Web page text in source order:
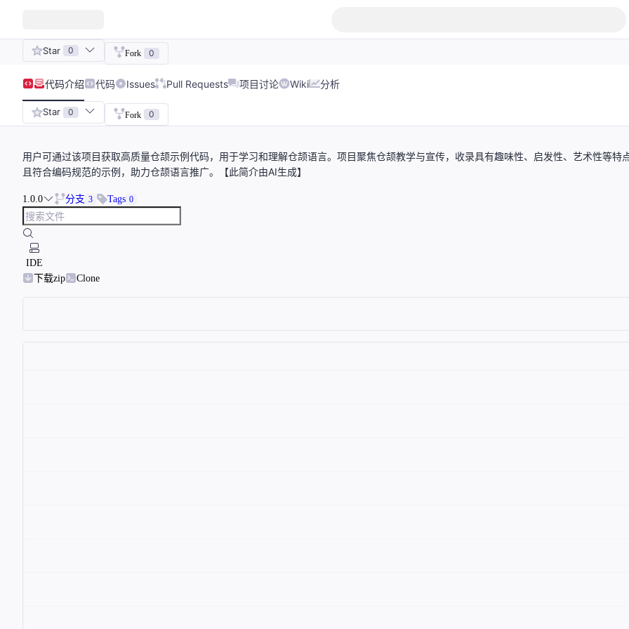
Star 0 Fork 0
代码介绍 代码 Issues Pull Requests 项目讨论 Wiki 分析
Star 0 Fork 0
用户可通过该项目获取高质量仓颉示例代码，用于学习和理解仓颉语言。项目聚焦仓颉教学与宣传，收录具有趣味性、启发性、艺术性等特
且符合编码规范的示例，助力仓颉语言推广。【此简介由AI生成】
1.0.0 分支 3 Tags 0
IDE
下载zip
Clone